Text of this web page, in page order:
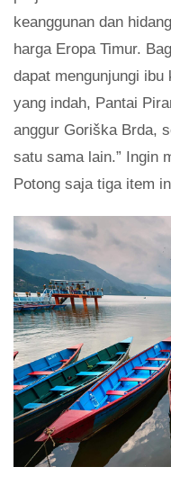
keanggunan dan
harga Eropa Timur.
dapat mengunjungi
yang indah, Pantai
anggur Goriška Brda,
satu sama lain.” Ingin
Potong saja tiga item